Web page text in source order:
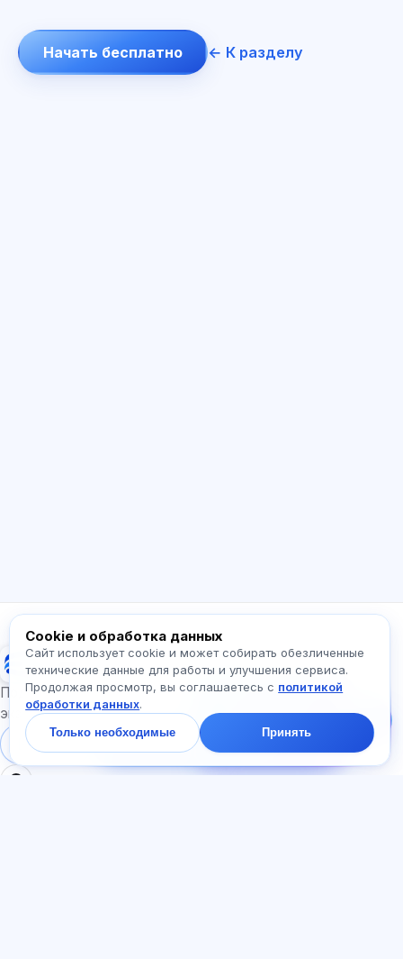
Начать бесплатно ← К разделу
Exalify
Подготовка к международным языковым
экзаменам
Войти
Регистрация
Напишите нам!
экзамены и с чего
начать — ответим в
чате за минуту.
Cookie и обработка данных
Сайт использует cookie и может собирать обезличенные
технические данные для работы и улучшения сервиса.
Продолжая просмотр, вы соглашаетесь с политикой
обработки данных.
Только необходимые Принять